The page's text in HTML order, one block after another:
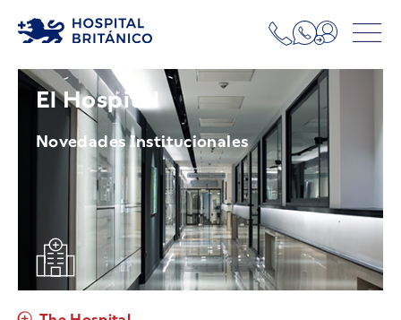
El Hospital
Novedades Institucionales